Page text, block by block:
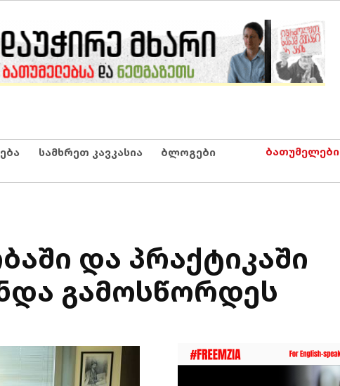
სამხრეთ კავკასია ბლოგები ბათუმელები
და პრაქტიკაში
გამოსწორდეს